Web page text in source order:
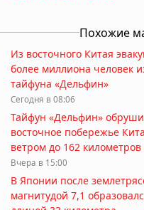
Похожие
Из восточного Китая
более миллиона человек
тайфуна «Дельфин»
Сегодня в 08:06
Тайфун «Дельфин»
восточное побережье
ветром до 162 километров
Вчера в 15:00
В Японии после
магнитудой 7,1